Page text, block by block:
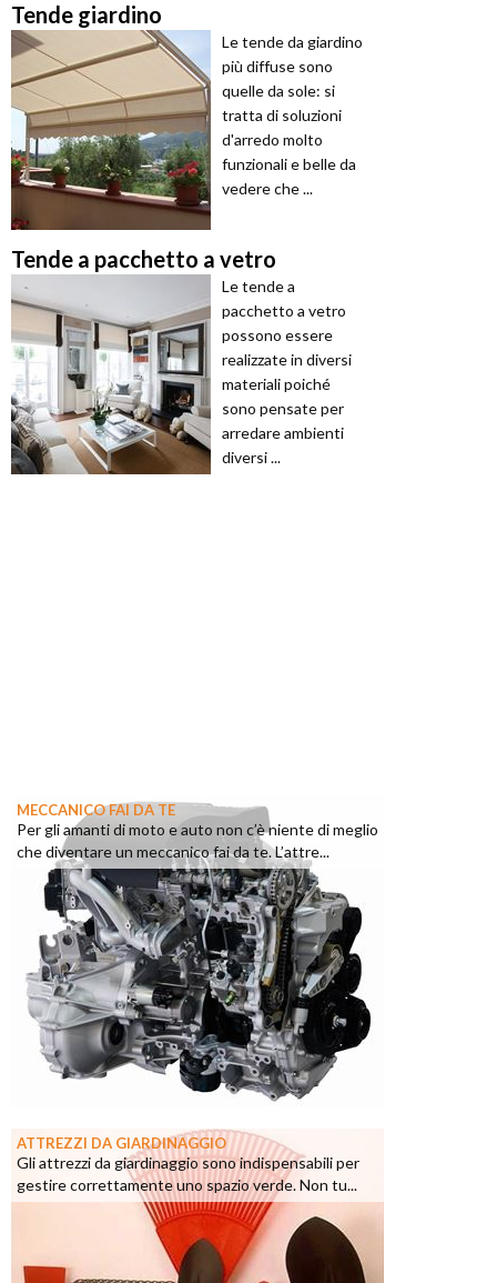
Tende giardino
Le tende da giardino
più diffuse sono
quelle da sole: si
tratta di soluzioni
d'arredo molto
funzionali e belle da
vedere che ...
Tende a pacchetto a vetro
Le tende a
pacchetto a vetro
possono essere
realizzate in diversi
materiali poiché
sono pensate per
arredare ambienti
diversi ...
MECCANICO FAI DA TE
Per gli amanti di moto e auto non c’è niente di meglio
che diventare un meccanico fai da te. L’attre...
ATTREZZI DA GIARDINAGGIO
Gli attrezzi da giardinaggio sono indispensabili per
gestire correttamente uno spazio verde. Non tu...